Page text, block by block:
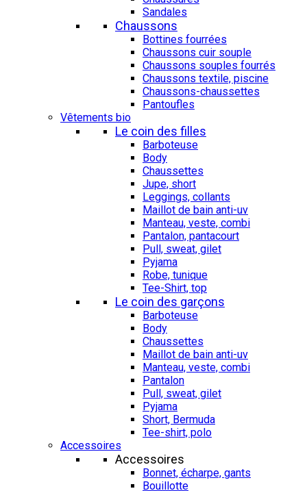
Sandales
Chaussons
Bottines fourrées
Chaussons cuir souple
Chaussons souples fourrés
Chaussons textile, piscine
Chaussons-chaussettes
Pantoufles
Vêtements bio
Le coin des filles
Barboteuse
Body
Chaussettes
Jupe, short
Leggings, collants
Maillot de bain anti-uv
Manteau, veste, combi
Pantalon, pantacourt
Pull, sweat, gilet
Pyjama
Robe, tunique
Tee-Shirt, top
Le coin des garçons
Barboteuse
Body
Chaussettes
Maillot de bain anti-uv
Manteau, veste, combi
Pantalon
Pull, sweat, gilet
Pyjama
Short, Bermuda
Tee-shirt, polo
Accessoires
Accessoires
Bonnet, écharpe, gants
Bouillotte